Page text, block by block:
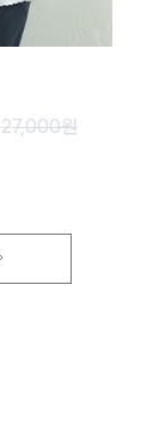
27,000원